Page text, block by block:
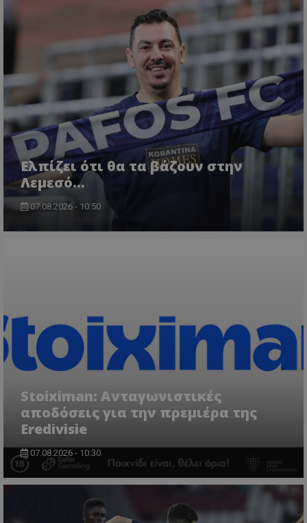
Ελπίζει ότι θα τα βάζουν στην
Λεμεσό…
07.08.2026 - 10:50
Stoiximan: Ανταγωνιστικές
αποδόσεις για την πρεμιέρα της
Eredivisie
07.08.2026 - 10:30